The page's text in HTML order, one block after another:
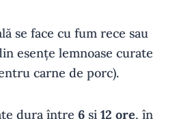
se face cu fum rece sau
esențe lemnoase curate
carne de porc).
dura între 6 și 12 ore, în